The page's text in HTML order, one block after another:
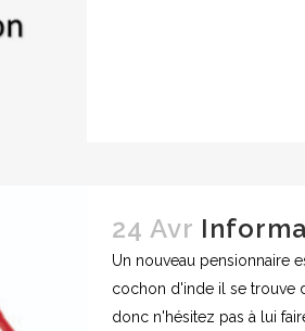
24 Avr
Un nouveau pensionnaire
cochon d'inde il se trouve
donc n'hésitez pas à lui